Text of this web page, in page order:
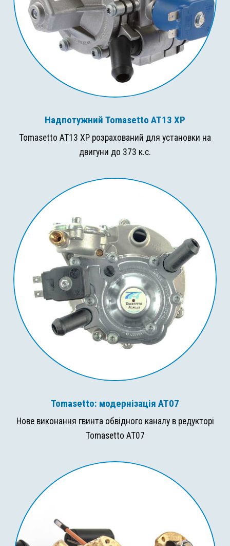
Надпотужний Tomasetto AT13 XP
Tomasetto AT13 XP розрахований для установки на
двигуни до 373 к.с.
Tomasetto: модернізація AT07
Нове виконання гвинта обвідного каналу в редукторі
Tomasetto AT07